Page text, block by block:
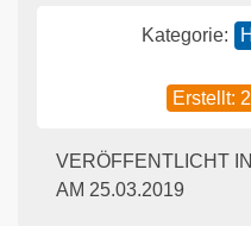
Kategorie:
Erstellt:
VERÖFFENTLICHT
AM 25.03.2019